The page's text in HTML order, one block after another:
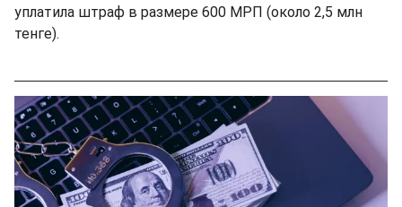
уплатила штраф в размере 600 МРП (около 2,5 млн
тенге).